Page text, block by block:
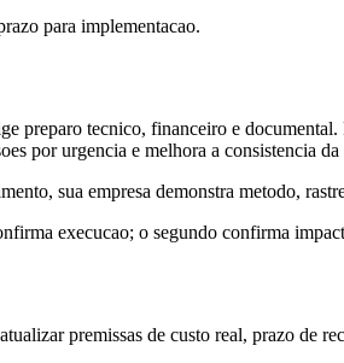
para implementacao.
preparo tecnico, financeiro e
por urgencia e melhora a consistencia da
sua empresa demonstra metodo,
execucao; o segundo confirma
premissas de custo real, prazo de